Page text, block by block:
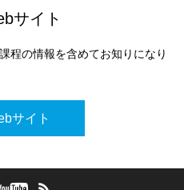
サイト
程の情報を含めてお知りになり
サイト